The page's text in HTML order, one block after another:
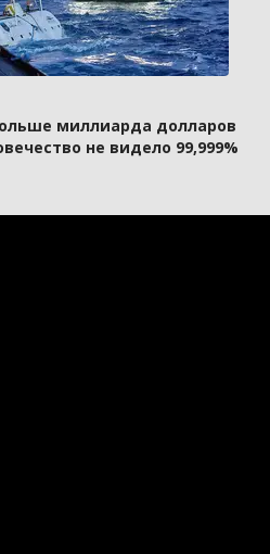
миллиарда долларов
не видело 99,999%